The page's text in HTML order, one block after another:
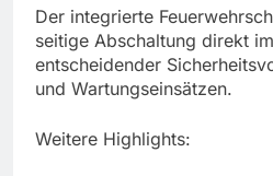
Der integrierte
seitige Abschaltung direkt
entscheidender
und Wartungseinsätzen.
Weitere Highlights: